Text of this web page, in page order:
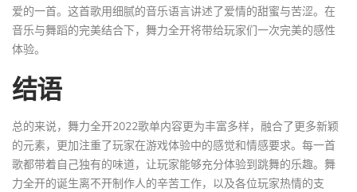
爱的一首。这首歌用细腻的音乐语言讲述了爱情的甜蜜与苦涩。在
音乐与舞蹈的完美结合下，舞力全开将带给玩家们一次完美的感性
体验。
结语
总的来说，舞力全开2022歌单内容更为丰富多样，融合了更多新颖
的元素，更加注重了玩家在游戏体验中的感觉和情感要求。每一首
歌都带着自己独有的味道，让玩家能够充分体验到跳舞的乐趣。舞
力全开的诞生离不开制作人的辛苦工作，以及各位玩家热情的支